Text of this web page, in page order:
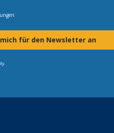
für den Newsletter an